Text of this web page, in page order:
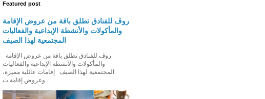
Featured post
روڤ للفنادق تطلق باقة من عروض الإقامة
والمأكولات والأنشطة الإبداعية والفعاليات
المجتمعية لهذا الصيف
والمأكولات والأنشطة الإبداعية والفعاليات
المجتمعية لهذا الصيف إقامات عائلية مميزة،
وعروض إقامة ت...